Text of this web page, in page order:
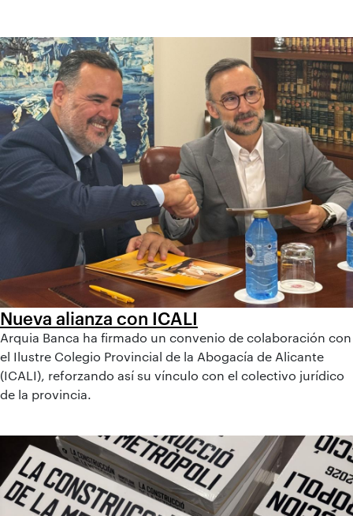
Nueva alianza con ICALI
Arquia Banca ha firmado un convenio de colaboración con
el Ilustre Colegio Provincial de la Abogacía de Alicante
(ICALI), reforzando así su vínculo con el colectivo jurídico
de la provincia.